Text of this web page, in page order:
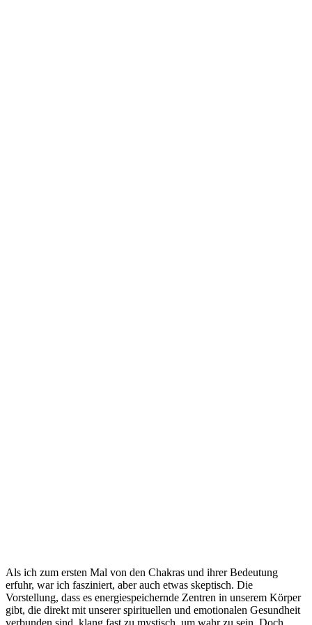
Als ich ⁢zum ersten Mal von den Chakras ⁤und ihrer Bedeutung
erfuhr, war ich fasziniert, aber auch etwas skeptisch.​ Die
Vorstellung, ‍dass es energiespeichernde Zentren ‍in unserem Körper
gibt, die direkt mit unserer spirituellen und emotionalen ⁤Gesundheit